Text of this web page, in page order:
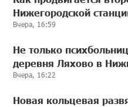
Нижегородской
Вчера, 16:59
Не только
деревня Ляхово в
Вчера, 16:22
Новая кольцевая